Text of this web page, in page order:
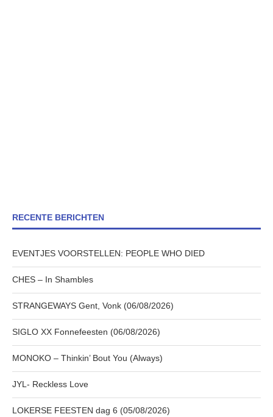
RECENTE BERICHTEN
EVENTJES VOORSTELLEN: PEOPLE WHO DIED
CHES – In Shambles
STRANGEWAYS Gent, Vonk (06/08/2026)
SIGLO XX Fonnefeesten (06/08/2026)
MONOKO – Thinkin’ Bout You (Always)
JYL- Reckless Love
LOKERSE FEESTEN dag 6 (05/08/2026)